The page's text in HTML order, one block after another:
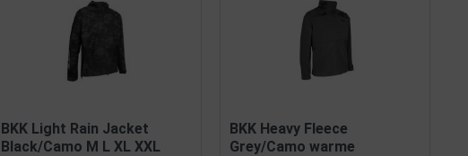
BKK Light Rain Jacket
Black/Camo M L XL XXL
BKK Heavy Fleece
Grey/Camo warme